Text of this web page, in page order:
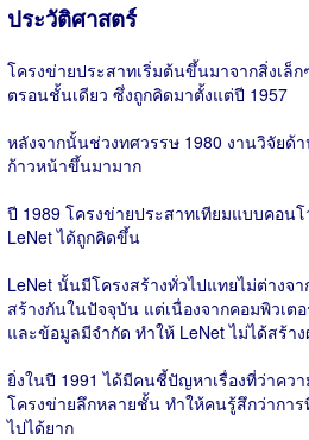
ประวัติศาสตร์
โครงข่ายประสาทเริ่มต้นขึ้นมาจากสิ่งเล็ก
ตรอนชั้นเดียว ซึ่งถูกคิดมาตั้งแต่ปี 1957
หลังจากนั้นช่วงทศวรรษ 1980 งานวิจัยด้
ก้าวหน้าขึ้นมามาก
ปี 1989 โครงข่ายประสาทเทียมแบบคอน
LeNet ได้ถูกคิดขึ้น
LeNet นั้นมีโครงสร้างทั่วไปแทยไม่ต่างจ
สร้างกันในปัจจุบัน แต่เนื่องจากคอมพิวเ
และข้อมูลมีจำกัด ทำให้ LeNet ไม่ได้สร้า
ยิ่งในปี 1991 ได้มีคนชี้ปัญหาเรื่องที่ว่าคว
โครงข่ายลึกหลายชั้น ทำให้คนรู้สึกว่ากา
ไปได้ยาก